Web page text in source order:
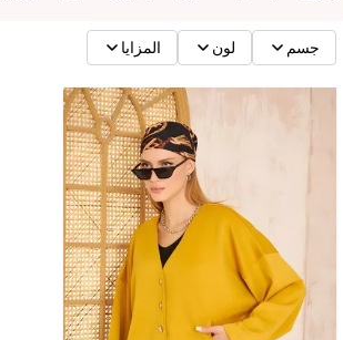
جسم لون المزايا